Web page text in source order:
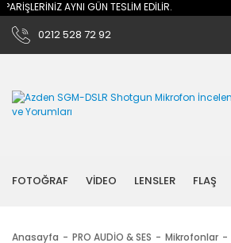
AYNI GÜN TESLİM EDİLİR.
0212 528 72 92
FOTOĞRAF VİDEO LENSLER FLAŞ
Anasayfa PRO AUDİO & SES Mikrofonlar